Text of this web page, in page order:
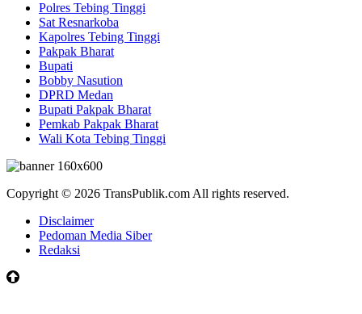
Polres Tebing Tinggi
Sat Resnarkoba
Kapolres Tebing Tinggi
Pakpak Bharat
Bupati
Bobby Nasution
DPRD Medan
Bupati Pakpak Bharat
Pemkab Pakpak Bharat
Wali Kota Tebing Tinggi
Copyright © 2026 TransPublik.com All rights reserved.
Disclaimer
Pedoman Media Siber
Redaksi